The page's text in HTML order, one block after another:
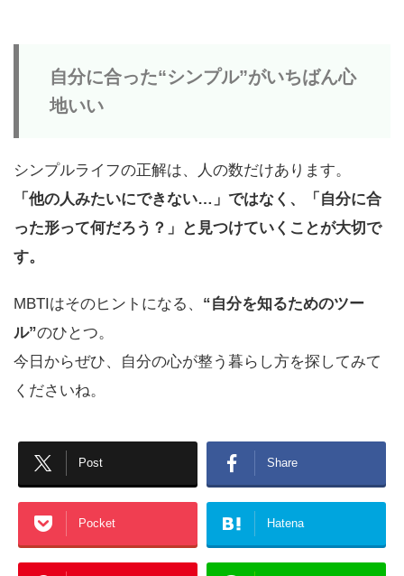
自分に合った“シンプル”がいちばん心
地いい
シンプルライフの正解は、人の数だけあります。
「他の人みたいにできない…」ではなく、「自分に合
った形って何だろう？」と見つけていくことが大切で
す。
MBTIはそのヒントになる、 “自分を知るためのツー
ル”のひとつ。
今日からぜひ、自分の心が整う暮らし方を探してみて
くださいね。
Post Share
Pocket Hatena